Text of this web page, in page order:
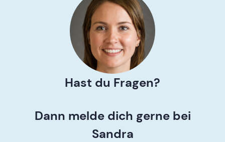
Hast du Fragen?
Dann melde dich gerne bei
Sandra